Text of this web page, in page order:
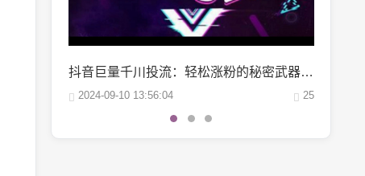
微博阅读量1万：如何轻松实现你的阅读量突破？
2024-10-04 06:00:07 22